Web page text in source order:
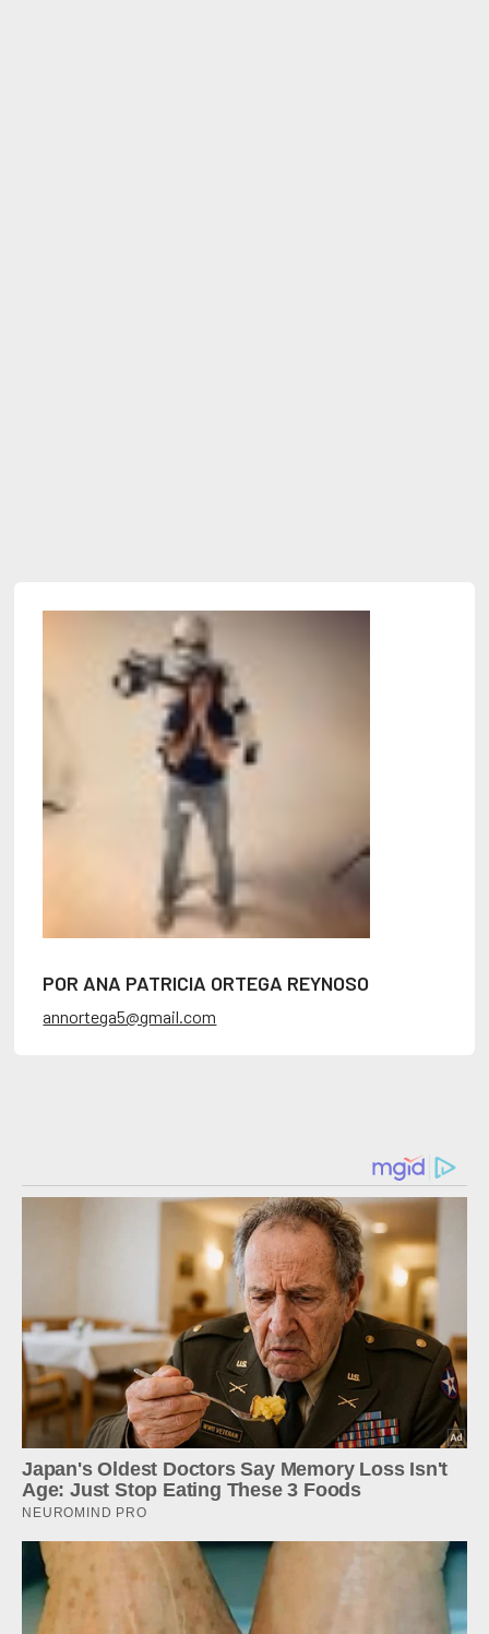
POR ANA PATRICIA ORTEGA REYNOSO
annortega5@gmail.com